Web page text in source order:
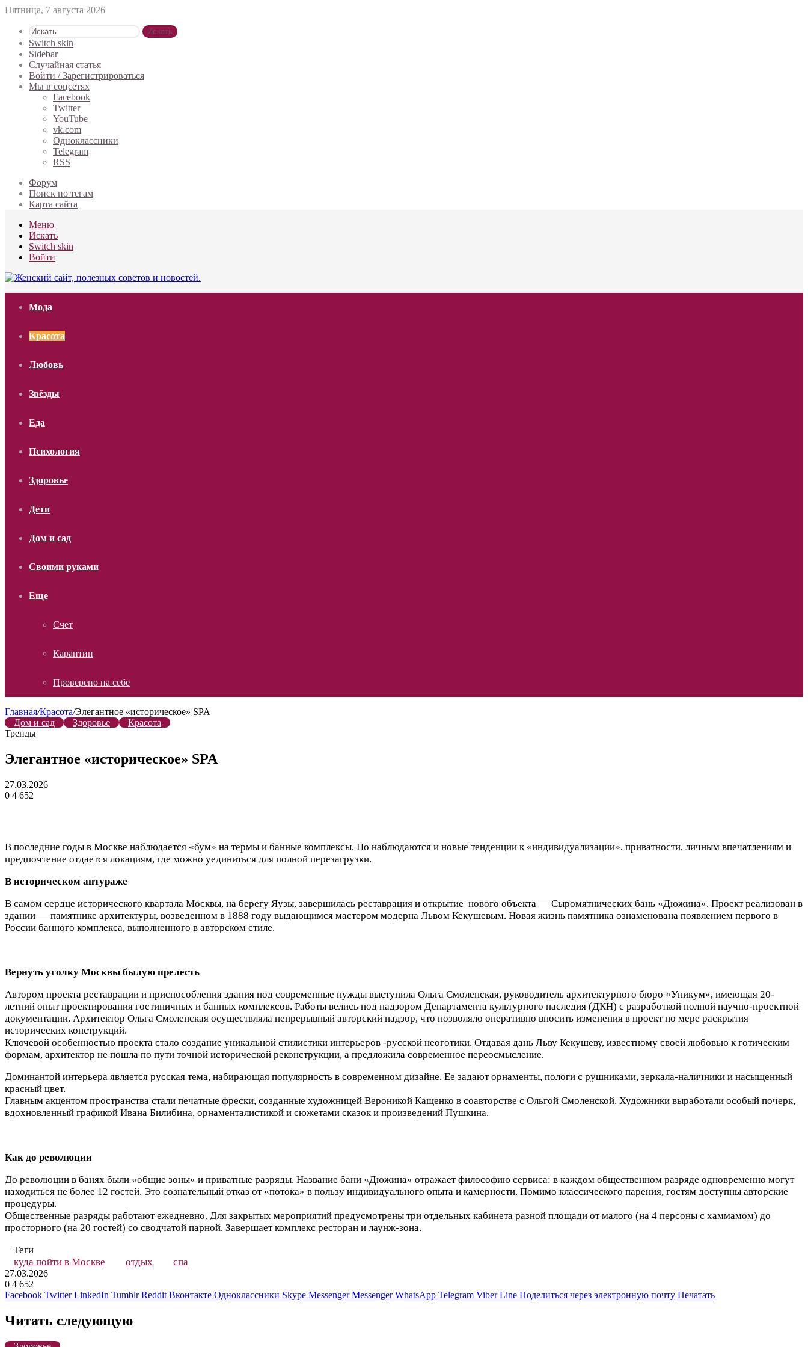
Пятница, 7 августа 2026
Искать
Switch skin
Sidebar
Случайная статья
Войти / Зарегистрироваться
Мы в соцсетях
Facebook
Twitter
YouTube
vk.com
Одноклассники
Telegram
RSS
Форум
Поиск по тегам
Карта сайта
Меню
Искать
Switch skin
Войти
Мода
Красота
Любовь
Звёзды
Еда
Психология
Здоровье
Дети
Дом и сад
Своими руками
Еще
Счет
Карантин
Проверено на себе
Главная/Красота/Элегантное «историческое» SPA
Дом и сад
Здоровье
Красота
Тренды
Элегантное «историческое» SPA
27.03.2026
0 4 652
В последние годы в Москве наблюдается «бум» на термы и банные комплексы. Но наблюдаются и новые тенденции к «индивидуализации», приватности, личным впечатлениям и
предпочтение отдается локациям, где можно уединиться для полной перезагрузки.
В историческом антураже
В самом сердце исторического квартала Москвы, на берегу Яузы, завершилась реставрация и открытие нового объекта — Сыромятнических бань «Дюжина». Проект реализован в
здании — памятнике архитектуры, возведенном в 1888 году выдающимся мастером модерна Львом Кекушевым. Новая жизнь памятника ознаменована появлением первого в
России банного комплекса, выполненного в авторском стиле.
Вернуть уголку Москвы былую прелесть
Автором проекта реставрации и приспособления здания под современные нужды выступила Ольга Смоленская, руководитель архитектурного бюро «Уникум», имеющая 20-
летний опыт проектирования гостиничных и банных комплексов. Работы велись под надзором Департамента культурного наследия (ДКН) с разработкой полной научно-проектной
документации. Архитектор Ольга Смоленская осуществляла непрерывный авторский надзор, что позволяло оперативно вносить изменения в проект по мере раскрытия
исторических конструкций.
Ключевой особенностью проекта стало создание уникальной стилистики интерьеров -русской неоготики. Отдавая дань Льву Кекушеву, известному своей любовью к готическим
формам, архитектор не пошла по пути точной исторической реконструкции, а предложила современное переосмысление.
Доминантой интерьера является русская тема, набирающая популярность в современном дизайне. Ее задают орнаменты, пологи с рушниками, зеркала-наличники и насыщенный
красный цвет.
Главным акцентом пространства стали печатные фрески, созданные художницей Вероникой Кащенко в соавторстве с Ольгой Смоленской. Художники выработали особый почерк,
вдохновленный графикой Ивана Билибина, орнаменталистикой и сюжетами сказок и произведений Пушкина.
Как до революции
До революции в банях были «общие зоны» и приватные разряды. Название бани «Дюжина» отражает философию сервиса: в каждом общественном разряде одновременно могут
находиться не более 12 гостей. Это сознательный отказ от «потока» в пользу индивидуального опыта и камерности. Помимо классического парения, гостям доступны авторские
процедуры.
Общественные разряды работают ежедневно. Для закрытых мероприятий предусмотрены три отдельных кабинета разной площади от малого (на 4 персоны с хаммамом) до
просторного (на 20 гостей) со сводчатой парной. Завершает комплекс ресторан и лаунж-зона.
Теги
куда пойти в Москве
отдых спа
27.03.2026
0 4 652
Facebook Twitter LinkedIn Tumblr Reddit Вконтакте Одноклассники Skype Messenger Messenger WhatsApp Telegram Viber Line Поделиться через электронную почту Печатать
Читать следующую